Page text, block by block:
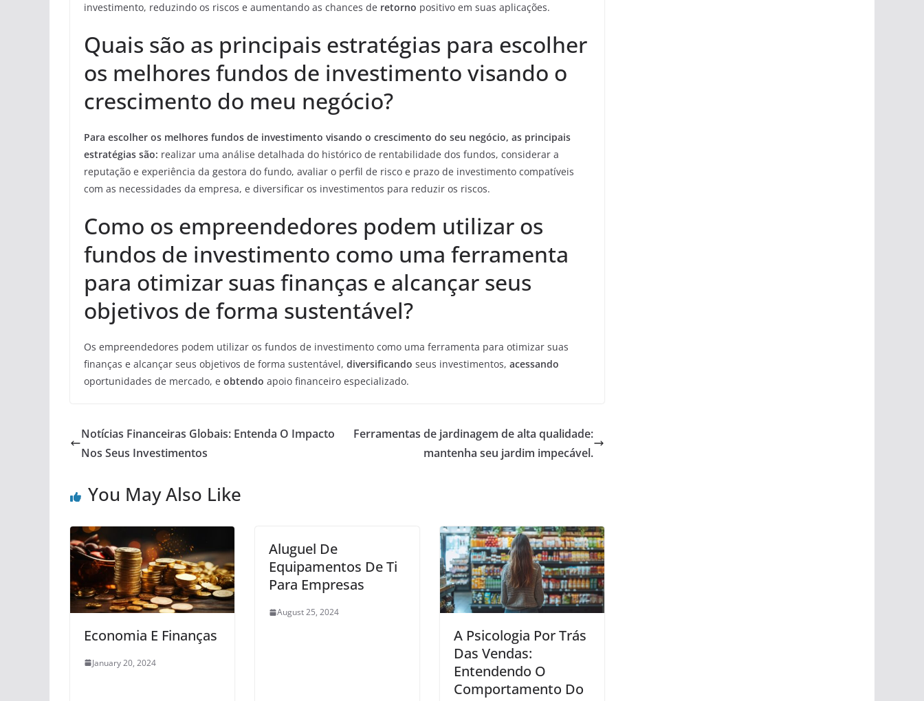
investimento, reduzindo os riscos e aumentando as chances de retorno positivo em suas aplicações.
Quais são as principais estratégias para escolher
os melhores fundos de investimento visando o
crescimento do meu negócio?
Para escolher os melhores fundos de investimento visando o crescimento do seu negócio, as principais
estratégias são: realizar uma análise detalhada do histórico de rentabilidade dos fundos, considerar a
reputação e experiência da gestora do fundo, avaliar o perfil de risco e prazo de investimento compatíveis
com as necessidades da empresa, e diversificar os investimentos para reduzir os riscos.
Como os empreendedores podem utilizar os
fundos de investimento como uma ferramenta
para otimizar suas finanças e alcançar seus
objetivos de forma sustentável?
Os empreendedores podem utilizar os fundos de investimento como uma ferramenta para otimizar suas
finanças e alcançar seus objetivos de forma sustentável, diversificando seus investimentos, acessando
oportunidades de mercado, e obtendo apoio financeiro especializado.
Notícias Financeiras Globais: Entenda O Impacto
Nos Seus Investimentos
Ferramentas de jardinagem de alta qualidade:
mantenha seu jardim impecável.
You May Also Like
Economia E Finanças
January 20, 2024
Aluguel De
Equipamentos De Ti
Para Empresas
August 25, 2024
A Psicologia Por Trás
Das Vendas:
Entendendo O
Comportamento Do